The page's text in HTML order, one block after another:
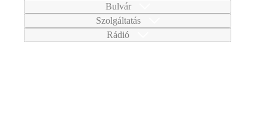
Bulvár
Szolgáltatás
Rádió